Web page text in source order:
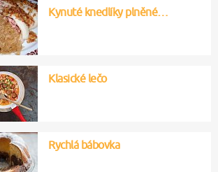
Kynuté knedlíky plněné…
Klasické lečo
Rychlá bábovka